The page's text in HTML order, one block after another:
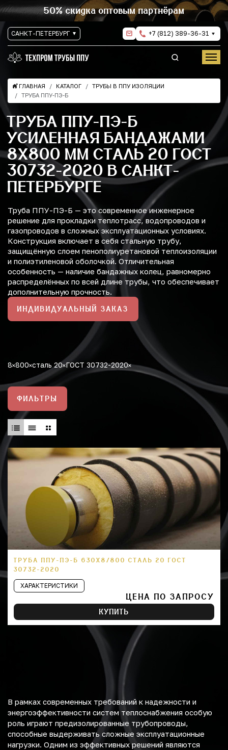
50% скидка оптовым партнёрам
САНКТ-ПЕТЕРБУРГ +7 (812) 389-36-31
ГЛАВНАЯ КАТАЛОГ
ТРУБЫ В ППУ ИЗОЛЯЦИИ
ТРУБА ППУ-ПЭ-Б
ТРУБА ППУ-ПЭ-Б
УСИЛЕННАЯ БАНДАЖАМИ
8Х800 ММ СТАЛЬ 20 ГОСТ
30732-2020 В САНКТ-
ПЕТЕРБУРГЕ
Труба ППУ-ПЭ-Б — это современное инженерное
решение для прокладки теплотрасс, водопроводов и
газопроводов в сложных эксплуатационных условиях.
Конструкция включает в себя стальную трубу,
защищённую слоем пенополиуретановой теплоизоляции
и полиэтиленовой оболочкой. Отличительная
особенность — наличие бандажных колец, равномерно
распределённых по всей длине трубы, что обеспечивает
дополнительную прочность.
ИНДИВИДУАЛЬНЫЙ ЗАКАЗ
8 800 сталь 20 ГОСТ 30732-2020
ФИЛЬТРЫ
ТРУБА ППУ-ПЭ-Б 630Х8/800 СТАЛЬ 20 ГОСТ
30732-2020
ХАРАКТЕРИСТИКИ
ЦЕНА ПО ЗАПРОСУ
КУПИТЬ
В рамках современных требований к надежности и
энергоэффективности систем теплоснабжения особую
роль играют предизолированные трубопроводы,
способные выдерживать сложные эксплуатационные
нагрузки. Одним из эффективных решений являются